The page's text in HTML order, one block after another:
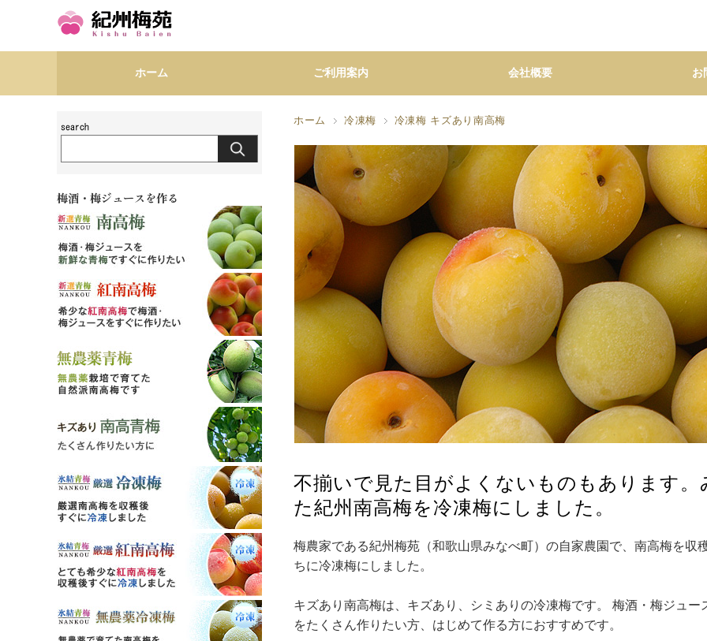
ホーム ご利用案内 会社概要 お
ホーム 冷凍梅 冷凍梅 キズあり南高梅
不揃いで見た目がよくないものもあります
た紀州南高梅を冷凍梅にしました。
梅農家である紀州梅苑（和歌山県みなべ町）の自家農園で、南高梅を収
ちに冷凍梅にしました。
キズあり南高梅は、 キズあり、シミありの冷凍梅です。 梅酒・梅ジュー
をたくさん作りたい方、はじめて作る方におすすめです。
梅酒・梅ジュースを作る